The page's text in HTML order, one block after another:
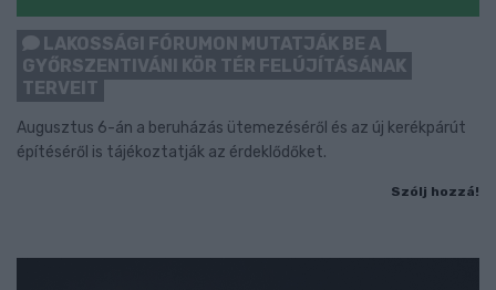
LAKOSSÁGI FÓRUMON MUTATJÁK BE A
GYŐRSZENTIVÁNI KÖR TÉR FELÚJÍTÁSÁNAK
TERVEIT
Augusztus 6-án a beruházás ütemezéséről és az új kerékpárút
építéséről is tájékoztatják az érdeklődőket.
Szólj hozzá!